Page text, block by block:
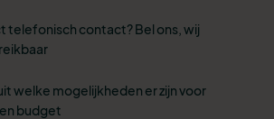
telefonisch contact? Bel ons, wij
welke mogelijkheden er zijn voor
budget